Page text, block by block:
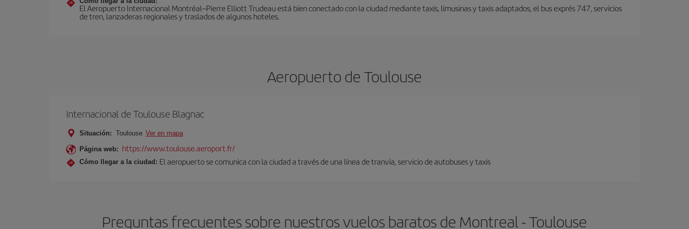
El Aeropuerto Internacional Montréal–Pierre Elliott Trudeau está bien conectado con la ciudad mediante taxis, limusinas y taxis adaptados, el bus exprés 747, servicios
de tren, lanzaderas regionales y traslados de algunos hoteles.
Aeropuerto de Toulouse
Internacional de Toulouse Blagnac
Situación: Toulouse Ver en mapa
Página web: https://www.toulouse.aeroport.fr/
Cómo llegar a la ciudad: El aeropuerto se comunica con la ciudad a través de una línea de tranvía, servicio de autobuses y taxis
Preguntas frecuentes sobre nuestros vuelos baratos de Montreal - Toulouse